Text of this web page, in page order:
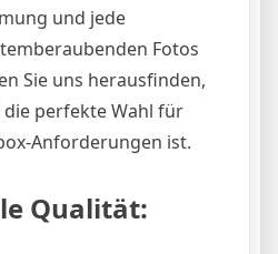
und jede
Fotos
Sie uns herausfinden,
perfekte Wahl für
Anforderungen ist.
Qualität: